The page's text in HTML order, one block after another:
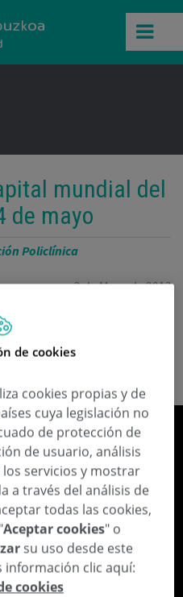
mundial del
de mayo
Policlínica
2 de Mayo de 2013
de cookies
cookies propias y de
cuya legislación no
de protección de
de usuario, análisis
servicios y mostrar
a través del análisis de
todas las cookies,
Aceptar cookies" o
su uso desde este
información clic aquí:
cookies